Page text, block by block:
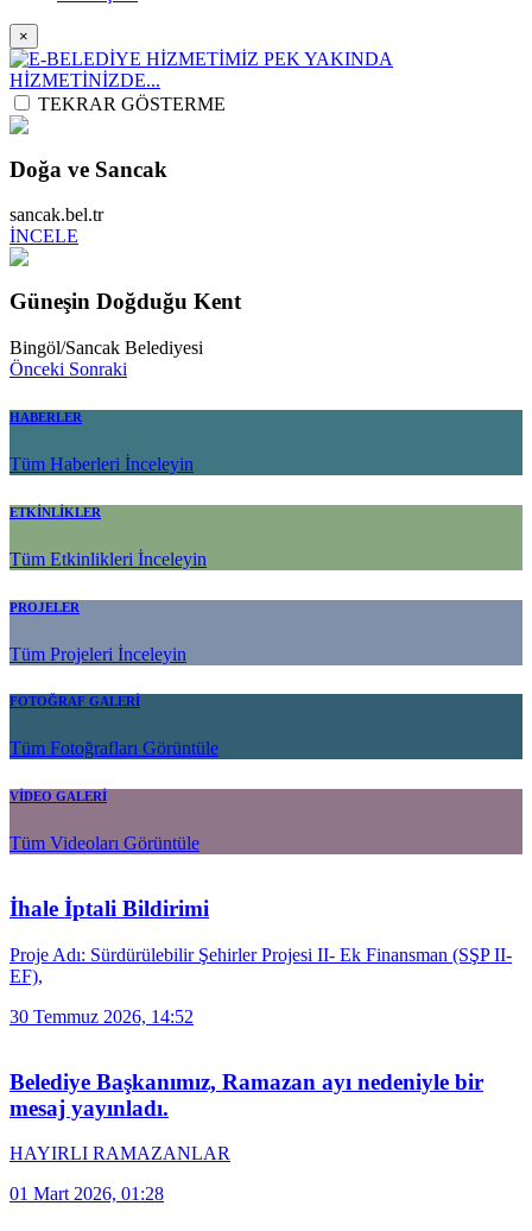
×
TEKRAR GÖSTERME
Doğa ve Sancak
sancak.bel.tr
İNCELE
Güneşin Doğduğu Kent
Bingöl/Sancak Belediyesi
Önceki Sonraki
HABERLER
Tüm Haberleri İnceleyin
ETKİNLİKLER
Tüm Etkinlikleri İnceleyin
PROJELER
Tüm Projeleri İnceleyin
FOTOĞRAF GALERİ
Tüm Fotoğrafları Görüntüle
VİDEO GALERİ
Tüm Videoları Görüntüle
İhale İptali Bildirimi
Proje Adı: Sürdürülebilir Şehirler Projesi II- Ek Finansman (SŞP II-
EF),
30 Temmuz 2026, 14:52
Belediye Başkanımız, Ramazan ayı nedeniyle bir
mesaj yayınladı.
HAYIRLI RAMAZANLAR
01 Mart 2026, 01:28